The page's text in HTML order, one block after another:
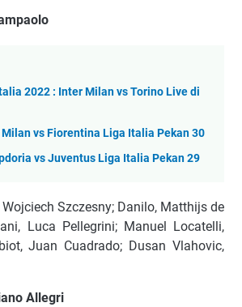
2022 : Inter Milan vs Torino Live di
vs Fiorentina Liga Italia Pekan 30
vs Juventus Liga Italia Pekan 29
Wоjсіесh Szсzеѕnу; Dаnіlо, Mаtthіjѕ dе
Luса Pеllеgrіnі; Mаnuеl Lосаtеllі,
Juаn Cuаdrаdо; Duѕаn Vlаhоvіс,
Allеgrі